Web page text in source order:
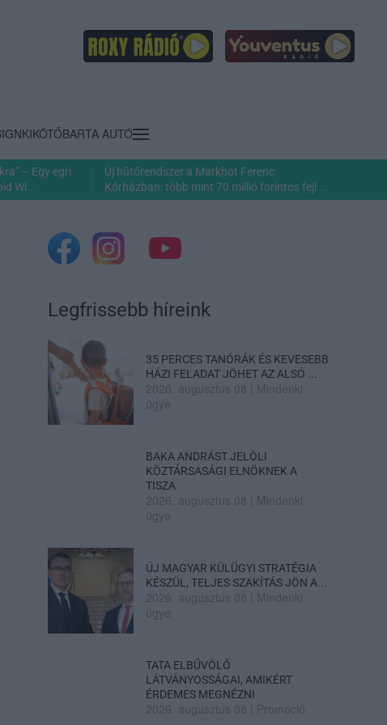
KIKÖTŐBARTA AUTÓ
– Egy egri
Wi...
Új hűtőrendszer a Markhot Ferenc
Kórházban: több mint 70 millió forintos fejl...
Legfrissebb híreink
35 PERCES TANÓRÁK ÉS KEVESEBB
HÁZI FELADAT JÖHET AZ ALSÓ ...
2026. augusztus 08
Mindenki
ügye
BAKA ANDRÁST JELÖLI
KÖZTÁRSASÁGI ELNÖKNEK A
TISZA
2026. augusztus 08
Mindenki
ügye
ÚJ MAGYAR KÜLÜGYI STRATÉGIA
KÉSZÜL, TELJES SZAKÍTÁS JÖN A...
2026. augusztus 08
Mindenki
ügye
TATA ELBŰVÖLŐ
LÁTVÁNYOSSÁGAI, AMIKÉRT
ÉRDEMES MEGNÉZNI
2026. augusztus 08 Promóció